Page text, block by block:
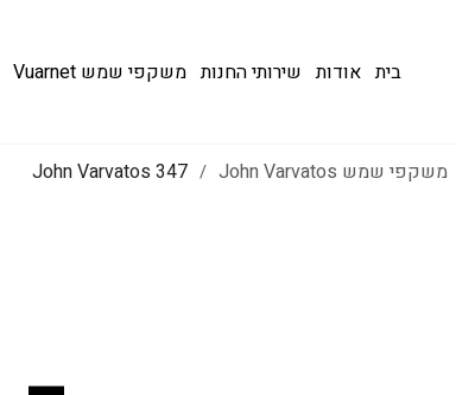
בית אודות שירותי החנות משקפי שמש Vuarnet
משקפי שמש John Varvatos /
347 John Varvatos